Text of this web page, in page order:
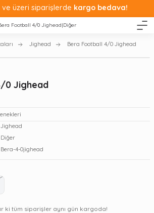
ve üzeri siparişlerde kargo bedava!
Jighead Bera Football 4/0 Jighead
0 Jighead
Jighead
Diğer
Bera-4-0jighead
ki tüm siparişler aynı gün kargoda!